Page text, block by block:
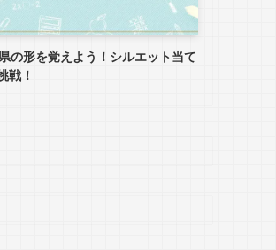
の形を覚えよう！シルエット当て
戦！